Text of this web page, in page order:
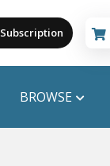
Subscription
Cart is empty
BROWSE